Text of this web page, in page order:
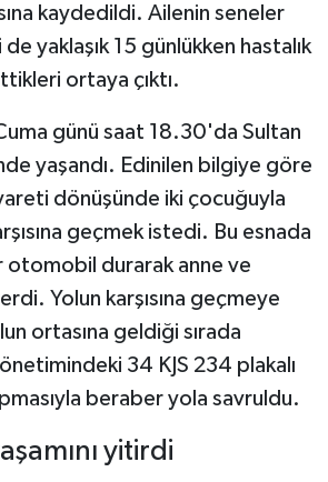
kaydedildi. Ailenin seneler
yaklaşık 15 günlükken hastalık
ortaya çıktı.
günü saat 18.30'da Sultan
yaşandı. Edinilen bilgiye göre
dönüşünde iki çocuğuyla
geçmek istedi. Bu esnada
otomobil durarak anne ve
Yolun karşısına geçmeye
ortasına geldiği sırada
34 KJS 234 plakalı
beraber yola savruldu.
yitirdi